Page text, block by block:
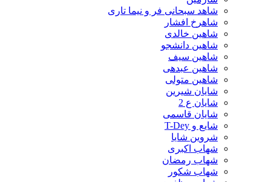
شاهد سبحانی فر و نیما تاری
شاهرخ افشار
شاهین خالدی
شاهین دانشجو
شاهین سیف
شاهین عبدهی
شاهین متولی
شایان شیرین
شایان ع 2
شایان قاسمی
شایع و T-Dey
شروین شایا
شهاب اکبری
شهاب رمضان
شهاب شکور